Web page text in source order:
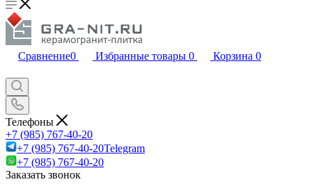
Сравнение0 Избранные товары 0 Корзина 0
Телефоны
+7 (985) 767-40-20
+7 (985) 767-40-20Telegram
+7 (985) 767-40-20
Заказать звонок